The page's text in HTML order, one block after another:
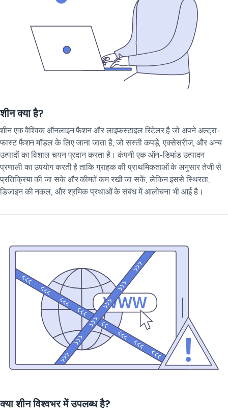
शीन क्या है?
शीन एक वैश्विक ऑनलाइन फैशन और लाइफस्टाइल रिटेलर है जो अपने अल्ट्रा-
फास्ट फैशन मॉडल के लिए जाना जाता है, जो सस्ती कपड़े, एक्सेसरीज, और अन्य
उत्पादों का विशाल चयन प्रदान करता है। कंपनी एक ऑन-डिमांड उत्पादन
प्रणाली का उपयोग करती है ताकि ग्राहक की प्राथमिकताओं के अनुसार तेजी से
प्रतिक्रिया की जा सके और कीमतें कम रखी जा सकें, लेकिन इससे स्थिरता,
डिजाइन की नकल, और श्रमिक प्रथाओं के संबंध में आलोचना भी आई है।
क्या शीन विश्वभर में उपलब्ध है?